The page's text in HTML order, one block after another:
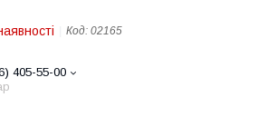
Код: 02165
405-55-00